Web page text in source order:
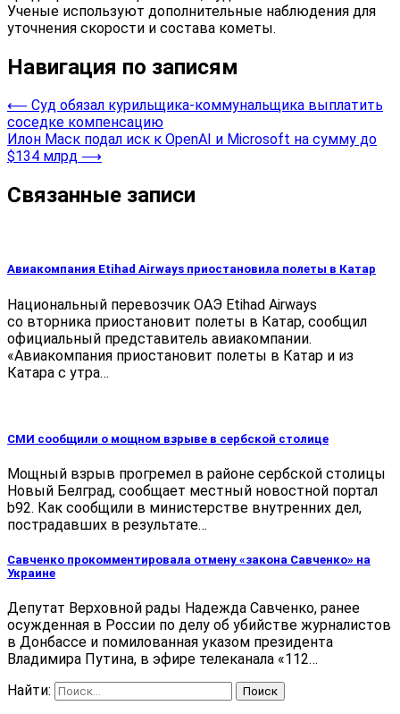
Ученые используют дополнительные наблюдения для
уточнения скорости и состава кометы.
Навигация по записям
⟵ Суд обязал курильщика-коммунальщика выплатить
соседке компенсацию
Илон Маск подал иск к OpenAI и Microsoft на сумму до
$134 млрд ⟶
Связанные записи
Авиакомпания Etihad Airways приостановила полеты в Катар
Национальный перевозчик ОАЭ Etihad Airways
со вторника приостановит полеты в Катар, сообщил
официальный представитель авиакомпании.
«Авиакомпания приостановит полеты в Катар и из
Катара с утра…
СМИ сообщили о мощном взрыве в сербской столице
Мощный взрыв прогремел в районе сербской столицы
Новый Белград, сообщает местный новостной портал
b92. Как сообщили в министерстве внутренних дел,
пострадавших в результате…
Савченко прокомментировала отмену «закона Савченко» на
Украине
Депутат Верховной рады Надежда Савченко, ранее
осужденная в России по делу об убийстве журналистов
в Донбассе и помилованная указом президента
Владимира Путина, в эфире телеканала «112…
Найти: